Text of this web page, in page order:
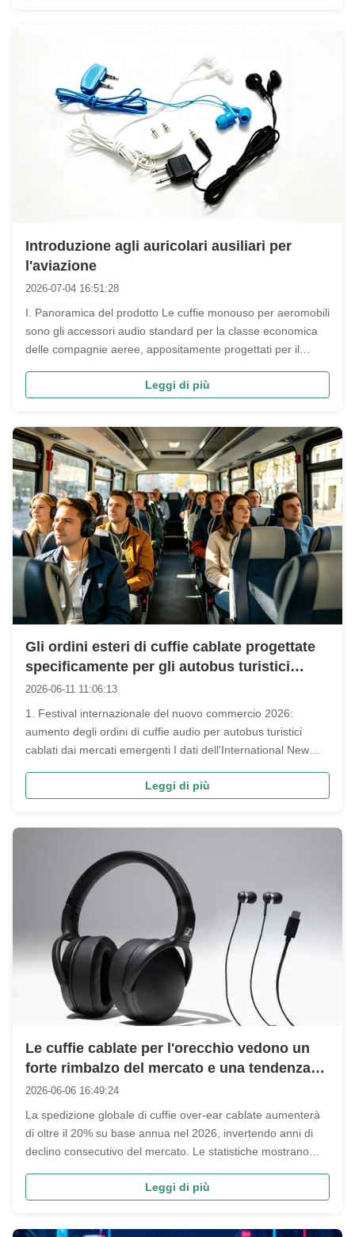
Introduzione agli auricolari ausiliari per
l'aviazione
2026-07-04 16:51:28
I. Panoramica del prodotto Le cuffie monouso per aeromobili
sono gli accessori audio standard per la classe economica
delle compagnie aeree, appositamente progettati per il
monouso e usa e getta, tenendo conto dell'igiene, del basso
Leggi di più
Gli ordini esteri di cuffie cablate progettate
specificamente per gli autobus turistici
continuano a crescere costantemente.
2026-06-11 11:06:13
1. Festival internazionale del nuovo commercio 2026:
aumento degli ordini di cuffie audio per autobus turistici
cablati dai mercati emergenti I dati dell'International New
monouso cablate da 3,5 mm per autobus turistici e le cuffie
Leggi di più
Le cuffie cablate per l'orecchio vedono un
forte rimbalzo del mercato e una tendenza
all'aggiornamento
2026-06-06 16:49:24
La spedizione globale di cuffie over-ear cablate aumenterà
di oltre il 20% su base annua nel 2026, invertendo anni di
declino consecutivo del mercato. Le statistiche mostrano
cablate per tre vantaggi pratici: suono non compresso senza
Leggi di più